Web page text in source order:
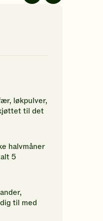
løkpulver,
til det
halvmåner
5
til med